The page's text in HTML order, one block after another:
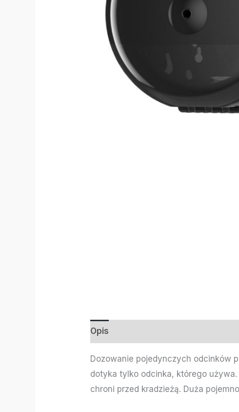
Opis
Dozowanie pojedynczych odcinków
dotyka tylko odcinka, którego używa.
chroni przed kradzieżą. Duża